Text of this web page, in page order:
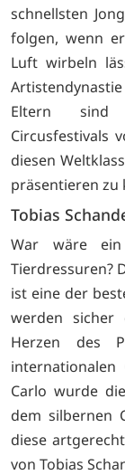
schnellsten
folgen, wenn
Luft wirbeln
Eltern sind
Circusfestivals
diesen
präsentieren zu
Tobias
War wäre ein
Tierdressuren?
ist eine der
werden sicher
Herzen des
internationalen
Carlo wurde
dem silbernen
diese
von Tobias